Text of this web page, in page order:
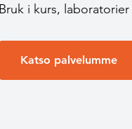
Bruk i kurs,
Katso palvelumme